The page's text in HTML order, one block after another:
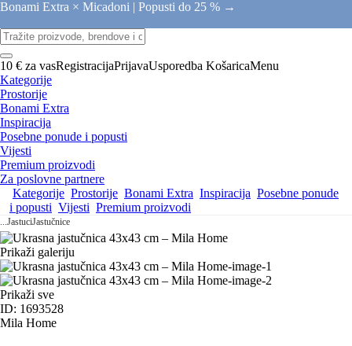
Bonami Extra × Micadoni | Popusti do 25 % →
10 € za vasRegistracijaPrijavaUsporedba KošaricaMenu
Kategorije
Prostorije
Bonami Extra
Inspiracija
Posebne ponude i popusti
Vijesti
Premium proizvodi
Za poslovne partnere
Kategorije Prostorije Bonami Extra Inspiracija Posebne ponude
i popusti Vijesti Premium proizvodi
...JastuciJastučnice
Prikaži galeriju
Prikaži sve
ID: 1693528
Mila Home